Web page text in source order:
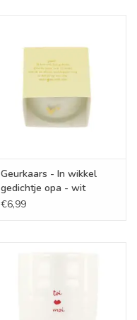
Geurkaars - In wikkel
gedichtje opa - wit
€6,99